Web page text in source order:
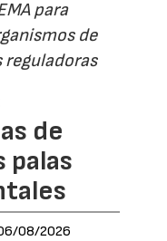
para
de
reguladoras
de
palas
08/2026